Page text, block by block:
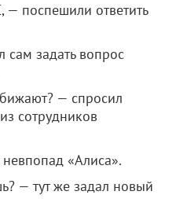
поспешили ответить
задать вопрос
— спросил
сотрудников
«Алиса».
— тут же задал новый